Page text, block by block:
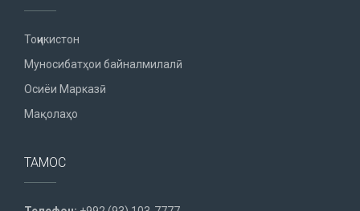
Тоҷикистон
Муносибатҳои байналмилалӣ
Осиёи Марказӣ
Мақолаҳо
ТАМОС